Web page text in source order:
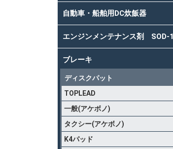
自動車・船舶用DC炊飯器
エンジンメンテナンス剤 SOD-1
ブレーキ
ディスクパット
TOPLEAD
一般(アケボノ)
タクシー(アケボノ)
K4パッド